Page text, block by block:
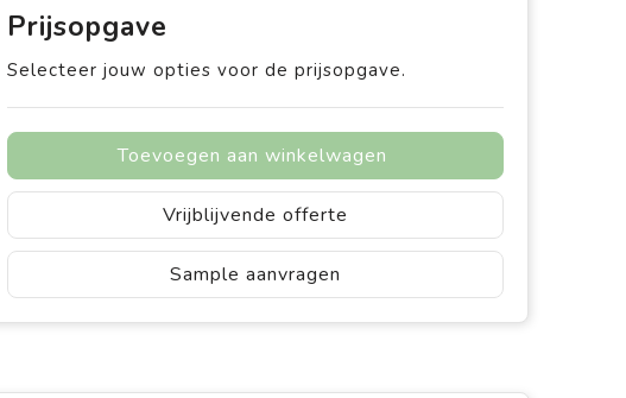
Prijsopgave
Selecteer jouw opties voor de prijsopgave.
Toevoegen aan winkelwagen
Vrijblijvende offerte
Sample aanvragen